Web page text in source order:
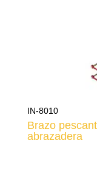
IN-8010
Brazo
abrazadera